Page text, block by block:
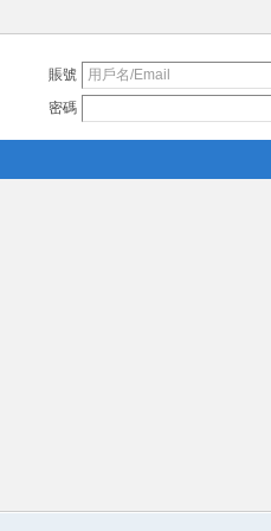
賬號
密碼